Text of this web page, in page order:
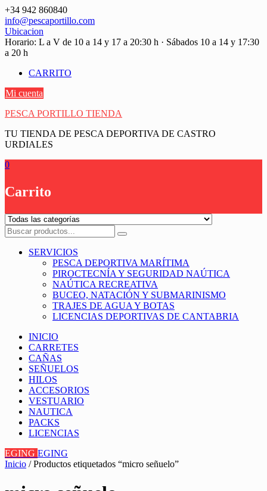
Saltar
contenido
+34 942 860840
info@pescaportillo.com
Ubicacion
Horario: L a V de 10 a 14 y 17 a 20:30 h · Sábados 10 a 14 y 17:30
a 20 h
CARRITO
Mi cuenta
PESCA PORTILLO TIENDA
TU TIENDA DE PESCA DEPORTIVA DE CASTRO
URDIALES
0
Carrito
SERVICIOS
PESCA DEPORTIVA MARÍTIMA
PIROCTECNÍA Y SEGURIDAD NAÚTICA
NAÚTICA RECREATIVA
BUCEO, NATACIÓN Y SUBMARINISMO
TRAJES DE AGUA Y BOTAS
LICENCIAS DEPORTIVAS DE CANTABRIA
INICIO
CARRETES
CAÑAS
SEÑUELOS
HILOS
ACCESORIOS
VESTUARIO
NAUTICA
PACKS
LICENCIAS
EGING EGING
Inicio / Productos etiquetados “micro señuelo”